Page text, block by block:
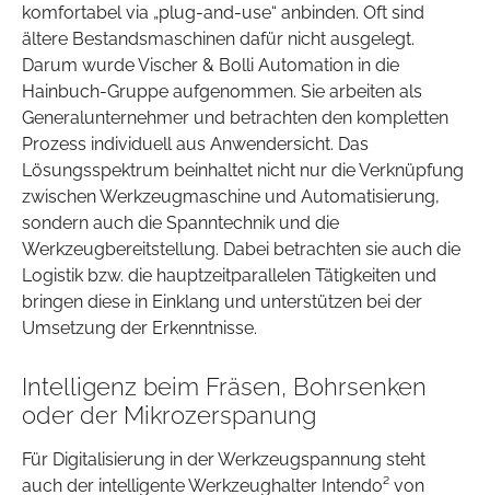
komfortabel via „plug-and-use“ anbinden. Oft sind
ältere Bestandsmaschinen dafür nicht ausgelegt.
Darum wurde Vischer & Bolli Automation in die
Hainbuch-Gruppe aufgenommen. Sie arbeiten als
Generalunternehmer und betrachten den kompletten
Prozess individuell aus Anwendersicht. Das
Lösungsspektrum beinhaltet nicht nur die Verknüpfung
zwischen Werkzeugmaschine und Automatisierung,
sondern auch die Spanntechnik und die
Werkzeugbereitstellung. Dabei betrachten sie auch die
Logistik bzw. die hauptzeitparallelen Tätigkeiten und
bringen diese in Einklang und unterstützen bei der
Umsetzung der Erkenntnisse.
Intelligenz beim Fräsen, Bohrsenken
oder der Mikrozerspanung
Für Digitalisierung in der Werkzeugspannung steht
auch der intelligente Werkzeughalter Intendo² von